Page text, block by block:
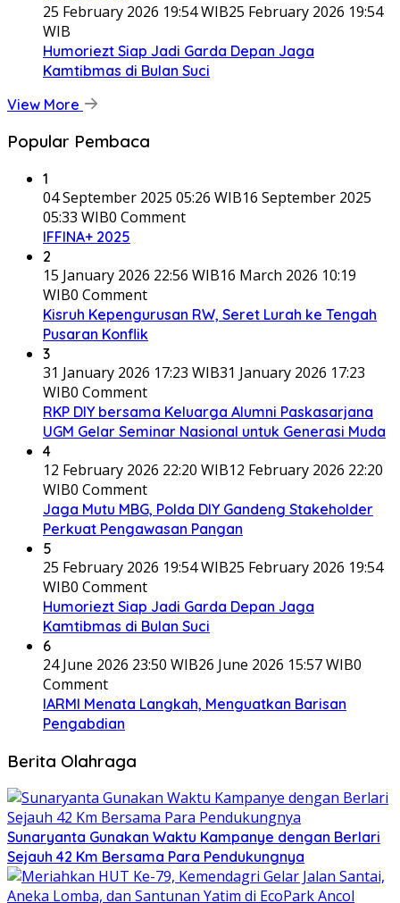
25 February 2026 19:54 WIB25 February 2026 19:54
WIB
Humoriezt Siap Jadi Garda Depan Jaga
Kamtibmas di Bulan Suci
View More
Popular Pembaca
1
04 September 2025 05:26 WIB16 September 2025
05:33 WIB0 Comment
IFFINA+ 2025
2
15 January 2026 22:56 WIB16 March 2026 10:19
WIB0 Comment
Kisruh Kepengurusan RW, Seret Lurah ke Tengah
Pusaran Konflik
3
31 January 2026 17:23 WIB31 January 2026 17:23
WIB0 Comment
RKP DIY bersama Keluarga Alumni Paskasarjana
UGM Gelar Seminar Nasional untuk Generasi Muda
4
12 February 2026 22:20 WIB12 February 2026 22:20
WIB0 Comment
Jaga Mutu MBG, Polda DIY Gandeng Stakeholder
Perkuat Pengawasan Pangan
5
25 February 2026 19:54 WIB25 February 2026 19:54
WIB0 Comment
Humoriezt Siap Jadi Garda Depan Jaga
Kamtibmas di Bulan Suci
6
24 June 2026 23:50 WIB26 June 2026 15:57 WIB0
Comment
IARMI Menata Langkah, Menguatkan Barisan
Pengabdian
Berita Olahraga
Sunaryanta Gunakan Waktu Kampanye dengan Berlari
Sejauh 42 Km Bersama Para Pendukungnya